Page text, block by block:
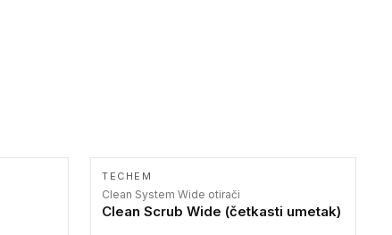
TECHEM
Clean System Wide otirači
Clean Scrub Wide (četkasti umetak)